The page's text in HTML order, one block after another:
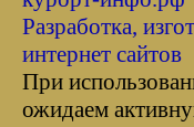
Разработка,
интернет сайтов
При
ожидаем